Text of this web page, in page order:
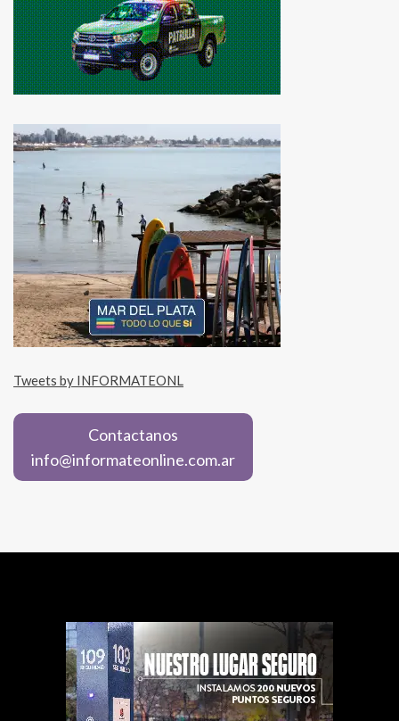
Tweets by INFORMATEONL
Contactanos
info@informateonline.com.ar